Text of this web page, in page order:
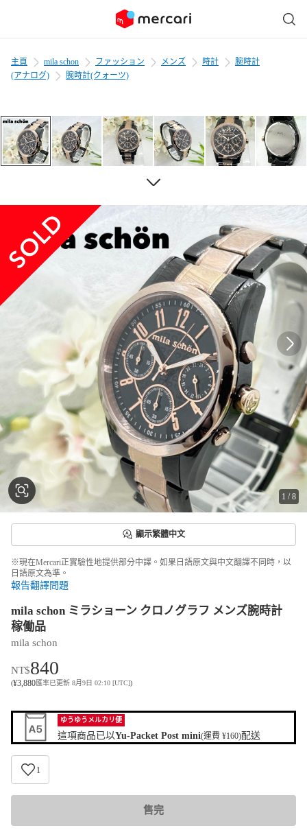
主頁 mila schon ファッション メンズ 時計
腕時計
(アナログ)
腕時計(クォーツ)
1 /8
顯示繁體中文
※現在Mercari正實驗性地提供部分中譯。如果日語原文與中文翻譯不同時，以
日語原文為準。
報告翻譯問題
mila schon ミラショーン クロノグラフ メンズ腕時計
稼働品
mila schon
NT$840
(¥3,880匯率已更新 8月9日 02:10 [UTC])
ゆうゆうメルカリ便
這項商品已以Yu-Packet Post mini(運費 ¥160)配送
1
售完